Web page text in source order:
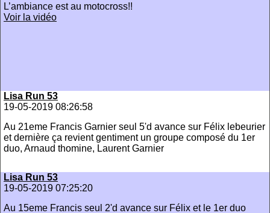
L’ambiance est au motocross!!
Voir la vidéo
Lisa Run 53
19-05-2019 08:26:58
Au 21eme Francis Garnier seul 5'd avance sur Félix lebeurier
et dernière ça revient gentiment un groupe composé du 1er
duo, Arnaud thomine, Laurent Garnier
Lisa Run 53
19-05-2019 07:25:20
Au 15eme Francis seul 2'd avance sur Félix et le 1er duo